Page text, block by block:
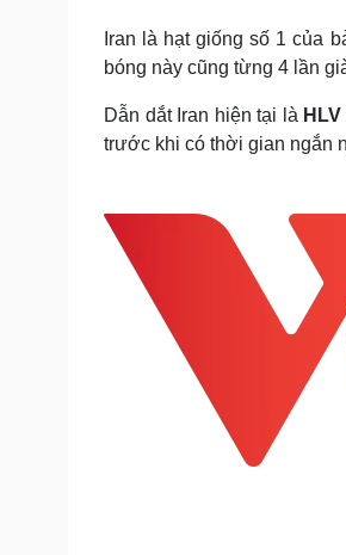
Iran là hạt giống số 1 của
bóng này cũng từng 4 lần
Dẫn dắt Iran hiện tại là
trước khi có thời gian ngắn